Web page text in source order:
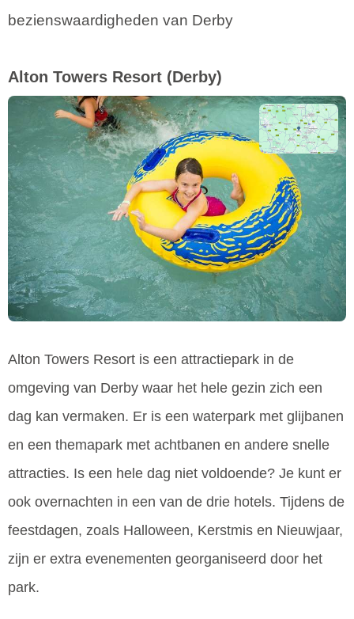
bezienswaardigheden van Derby
Alton Towers Resort (Derby)
Alton Towers Resort is een attractiepark in de
omgeving van Derby waar het hele gezin zich een
dag kan vermaken. Er is een waterpark met glijbanen
en een themapark met achtbanen en andere snelle
attracties. Is een hele dag niet voldoende? Je kunt er
ook overnachten in een van de drie hotels. Tijdens de
feestdagen, zoals Halloween, Kerstmis en Nieuwjaar,
zijn er extra evenementen georganiseerd door het
park.